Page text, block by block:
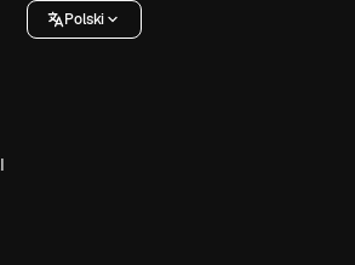
Polski